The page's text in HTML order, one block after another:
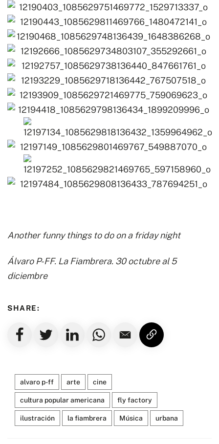
Another funny things to do on a friday night
Álvaro P-FF. La Fiambrera. 30 octubre al 5
diciembre
SHARE:
alvaro p-ff arte cine
cultura popular americana fly factory
ilustración la fiambrera Música urbana